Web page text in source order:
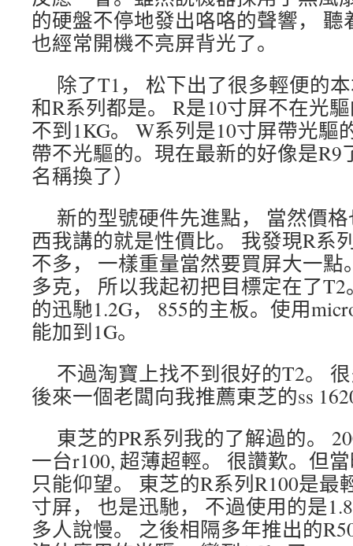
的硬盤不停地發出咯咯的聲響，
也經常開機不亮屏背光了。
除了T1， 松下出了很多輕便的
和R系列都是。 R是10寸屏不在光
不到1KG。 W系列是10寸屏帶光驅
帶不光驅的。現在最新的好像是R9
名稱換了）
新的型號硬件先進點， 當然價
西我講的就是性價比。 我發現R系
不多， 一樣重量當然要買屏大一點
多克， 所以我起初把目標定在了T2
的迅馳1.2G， 855的主板。使用
能加到1G。
不過淘寶上找不到很好的T2。
後來一個老闆向我推薦東芝的ss
東芝的PR系列我的了解過的。
一台r100, 超薄超輕。 很讚歎。但
只能仰望。 東芝的R系列R100是最
寸屏， 也是迅馳， 不過使用的是
多人說慢。 之後相隔多年推出的